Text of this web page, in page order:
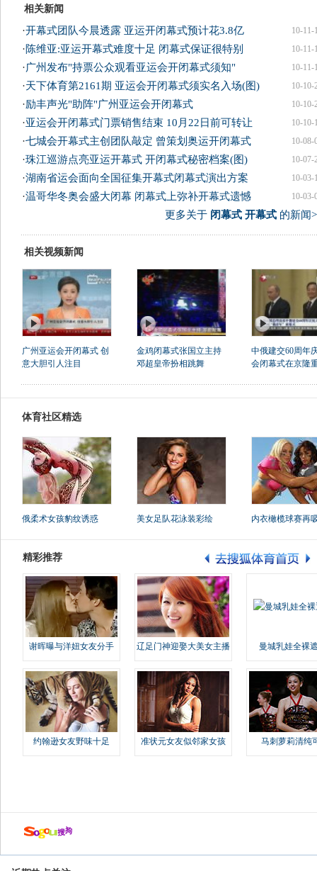
相关新闻
10-11-
·开幕式团队今晨透露 亚运开闭幕式预计花3.8亿
10-11-
·陈维亚:亚运开幕式难度十足 闭幕式保证很特别
10-11-
·广州发布"持票公众观看亚运会开闭幕式须知"
10-10-
·天下体育第2161期 亚运会开闭幕式须实名入场(图)
10-10-
·励丰声光"助阵"广州亚运会开闭幕式
10-10-
·亚运会开闭幕式门票销售结束 10月22日前可转让
10-08-
·七城会开幕式主创团队敲定 曾策划奥运开闭幕式
10-07-
·珠江巡游点亮亚运开幕式 开闭幕式秘密档案(图)
10-03-
·湖南省运会面向全国征集开幕式闭幕式演出方案
10-03-
·温哥华冬奥会盛大闭幕 闭幕式上弥补开幕式遗憾
更多关于 闭幕式 开幕式的新闻
相关视频新闻
广州亚运会开闭幕式 创
意大胆引人注目
金鸡闭幕式张国立主持
邓超皇帝扮相跳舞
中俄建交60周年
会闭幕式在京隆
体育社区精选
俄柔术女孩豹纹诱惑 美女足队花泳装彩绘 内衣橄榄球赛再
精彩推荐
谢晖曝与洋妞女友分手 辽足门神迎娶大美女主播 曼城乳娃全裸
约翰逊女友野味十足 准状元女友似邻家女孩 马刺萝莉清纯